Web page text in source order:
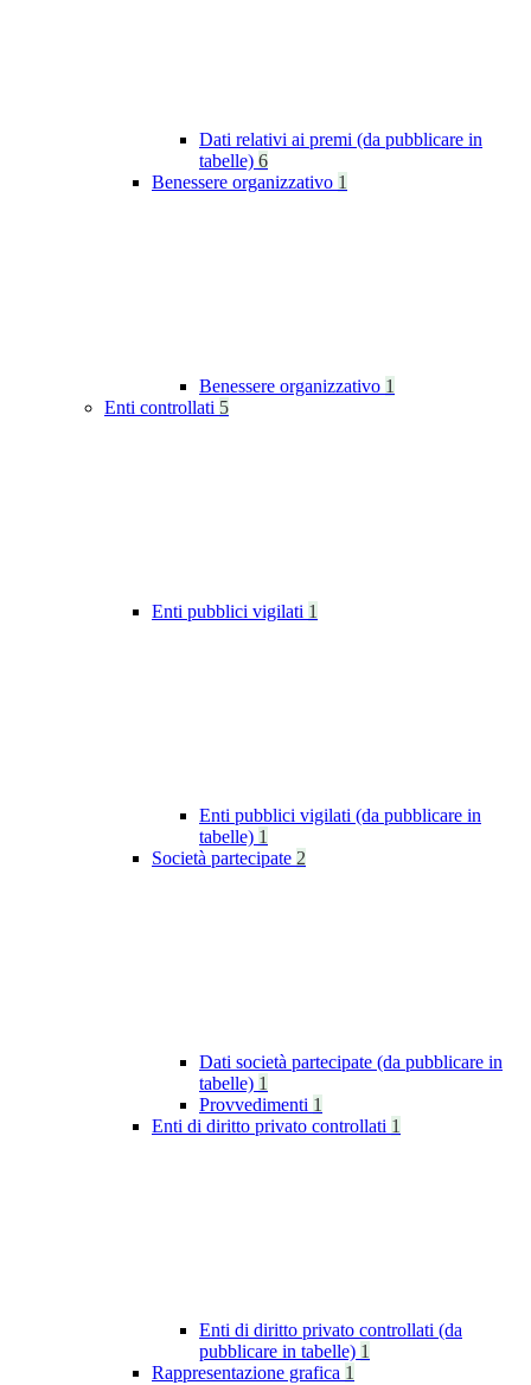
Dati relativi ai premi (da pubblicare in
tabelle) 6
Benessere organizzativo 1
Benessere organizzativo 1
Enti controllati 5
Enti pubblici vigilati 1
Enti pubblici vigilati (da pubblicare in
tabelle) 1
Società partecipate 2
Dati società partecipate (da pubblicare in
tabelle) 1
Provvedimenti 1
Enti di diritto privato controllati 1
Enti di diritto privato controllati (da
pubblicare in tabelle) 1
Rappresentazione grafica 1